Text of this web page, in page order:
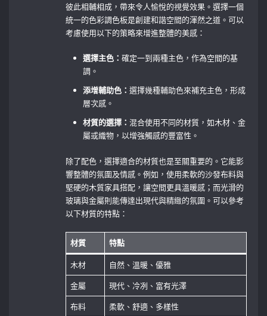
彼此相輔相成，帶來令人愉悅的視覺效果。選擇一個
統一的色彩調色板是創建和諧空間的渾然之道。可以
考慮使用以下的策略來增進整體的美感：
選擇主色：確定一到兩種主色，作為空間的基
調。
添增輔助色：選擇幾種輔助色來補充主色，形成
層次感。
材質的選擇：混合使用不同的材質，如木材、金
屬或織物，以增強觸感的豐富性。
除了配色，選擇適合的材質也是至關重要的。它能影
響整體的氛圍及情感。例如，使用柔軟的沙發布料與
堅硬的木質家具搭配，讓空間更具溫暖感；而光滑的
玻璃與金屬則能傳達出現代與精緻的氛圍。可以參考
以下材質的特點：
材質 特點
木材
自然、溫暖、優雅
金屬
現代、冷冽、富有光澤
布料
柔軟、舒適、多樣性